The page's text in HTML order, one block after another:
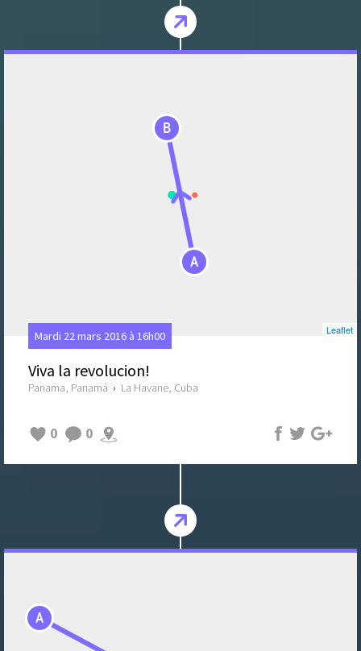
A
B
Leaflet
Mardi 22 mars 2016 à 16h00
Viva la revolucion!
Panama, Panamá › La Havane, Cuba
0 0
A